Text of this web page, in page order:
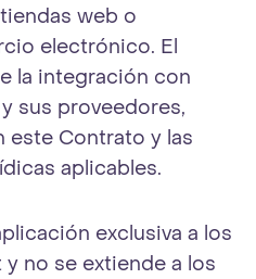
web o
electrónico. El
la integración con
sus proveedores,
este Contrato y las
aplicables.
exclusiva a los
no se extiende a los